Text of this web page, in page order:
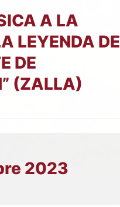
A LA
LEYENDA DE
DE
(ZALLA)
2023